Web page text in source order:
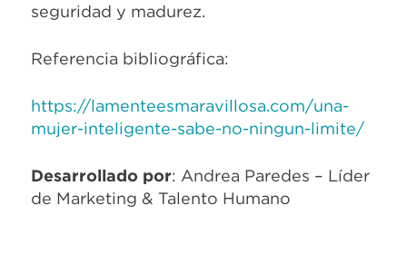
seguridad y madurez.
Referencia bibliográfica:
https://lamenteesmaravillosa.com/una-
mujer-inteligente-sabe-no-ningun-limite/
Desarrollado por: Andrea Paredes – Líder
de Marketing & Talento Humano